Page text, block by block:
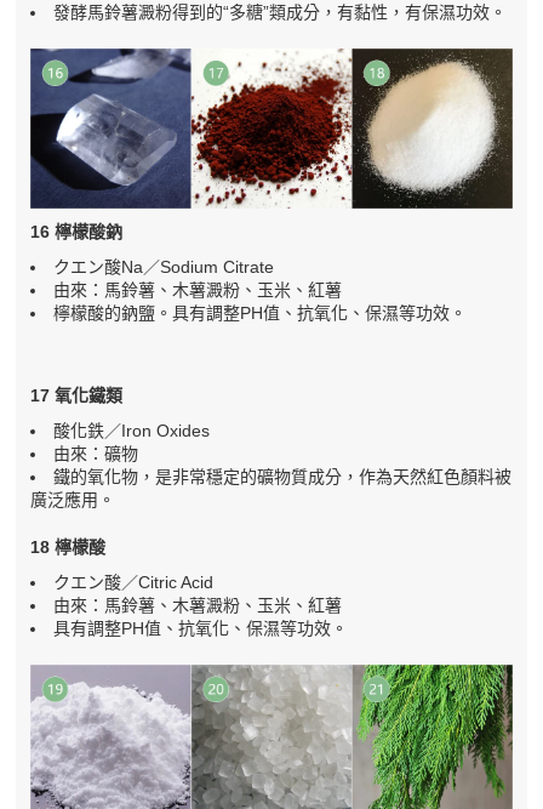
發酵馬鈴薯澱粉得到的“多糖”類成分，有黏性，有保濕功效。
16 檸檬酸鈉
クエン酸Na／Sodium Citrate
由來：馬鈴薯、木薯澱粉、玉米、紅薯
檸檬酸的鈉鹽。具有調整PH值、抗氧化、保濕等功效。
17 氧化鐵類
酸化鉄／Iron Oxides
由來：礦物
鐵的氧化物，是非常穩定的礦物質成分，作為天然紅色顏料被
廣泛應用。
18 檸檬酸
クエン酸／Citric Acid
由來：馬鈴薯、木薯澱粉、玉米、紅薯
具有調整PH值、抗氧化、保濕等功效。